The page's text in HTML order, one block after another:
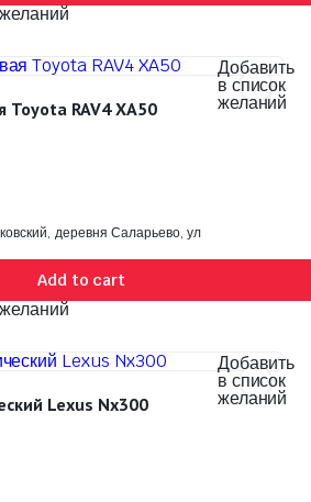
Добавить
в список
желаний
Toyota RAV4 XA50
деревня Саларьево, ул
Add to cart
Добавить
в список
желаний
Lexus Nx300